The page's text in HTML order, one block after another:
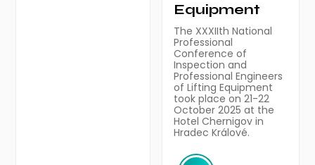
Equipment
The XXXIIth National
Professional
Conference of
Inspection and
Professional Engineers
of Lifting Equipment
took place on 21-22
October 2025 at the
Hotel Chernigov in
Hradec Králové.